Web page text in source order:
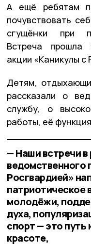
А ещё ребятам
почувствовать
сгущёнки при
Встреча прошла
акции «Каникулы с
Детям,
рассказали о
службу, о
работы, её
— Наши встречи в
ведомственного
Росгвардией»
патриотическое
молодёжи,
духа,
спорт — это путь
красоте,